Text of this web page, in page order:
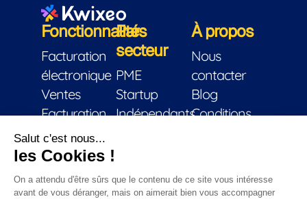
Fonctionnalités
Facturation
électronique
Ventes
Facturation
CRM
Trésorerie
Achats
Par
secteur
PME
Startup
Indépendants
Artisans
À propos
Nous
contacter
Blog
Conditions
légales